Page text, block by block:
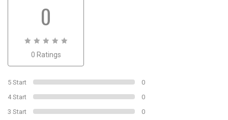
0
out
0
0 Ratings
5 Start
0
4 Start
0
3 Start
0